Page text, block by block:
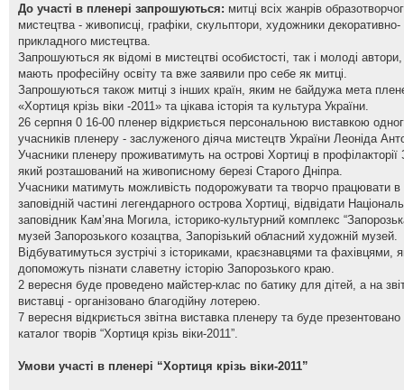
До участі в пленері запрошуються: митці всіх жанрів
мистецтва - живописці, графіки, скульптори, художники декоративно-
прикладного мистецтва.
Запрошуються як відомі в мистецтві особистості, так і молоді автори,
мають професійну освіту та вже заявили про себе як митці.
Запрошуються також митці з інших країн, яким не байдужа мета
«Хортиця крізь віки -2011» та цікава історія та культура України.
26 серпня 0 16-00 пленер відкриється персональною виставкою
учасників пленеру - заслуженого діяча мистецтв України Леоніда
Учасники пленеру проживатимуть на острові Хортиці в
який розташований на живописному березі Старого Дніпра.
Учасники матимуть можливість подорожувати та творчо працювати в
заповідній частині легендарного острова Хортиці, відвідати
заповідник Кам’яна Могила, історико-культурний комплекс
музей Запорозького козацтва, Запорізький обласний художній музей.
Відбуватимуться зустрічі з істориками, краєзнавцями та фахівцями,
допоможуть пізнати славетну історію Запорозького краю.
2 вересня буде проведено майстер-клас по батику для дітей, а на
виставці - організовано благодійну лотерею.
7 вересня відкриється звітна виставка пленеру та буде презентовано
каталог творів “Хортиця крізь віки-2011”.
Умови участі в пленері “Хортиця крізь віки-2011”